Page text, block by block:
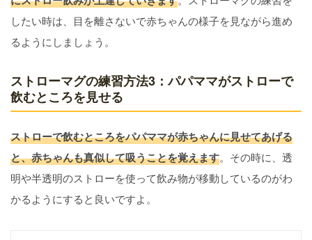
したい時は、目を離さないで赤ちゃんの様子を見ながら進め
るようにしましょう。
ストローマグの練習方法3：パパママがストローで
飲むところを見せる
ストローで飲むところをパパママが赤ちゃんに見せてあげる
と、赤ちゃんも真似して吸うことを覚えます。その時に、透
明や半透明のストローを使って飲み物が移動しているのがわ
かるようにすると良いですよ。